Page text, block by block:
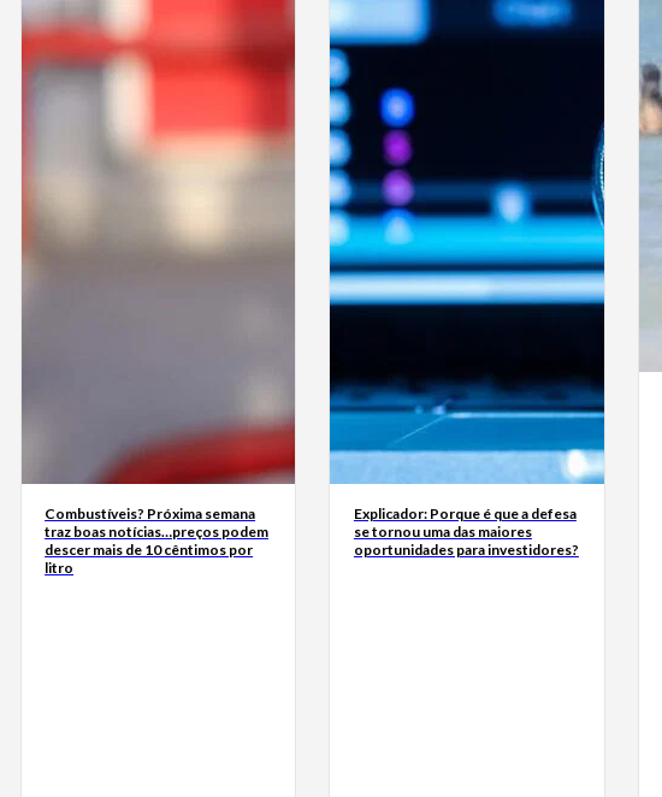
Combustíveis? Próxima semana
traz boas notícias…preços podem
descer mais de 10 cêntimos por
litro
Explicador: Porque é que a defesa
se tornou uma das maiores
oportunidades para investidores?